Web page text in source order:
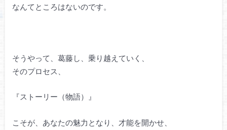
なんてところはないのです。
そうやって、葛藤し、乗り越えていく、
そのプロセス、
『ストーリー（物語）』
こそが、あなたの魅力となり、才能を開かせ、